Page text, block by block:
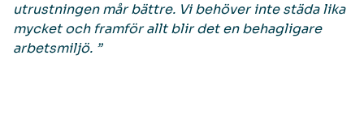
utrustningen mår bättre. Vi behöver inte städa lika
mycket och framför allt blir det en behagligare
arbetsmiljö. ”